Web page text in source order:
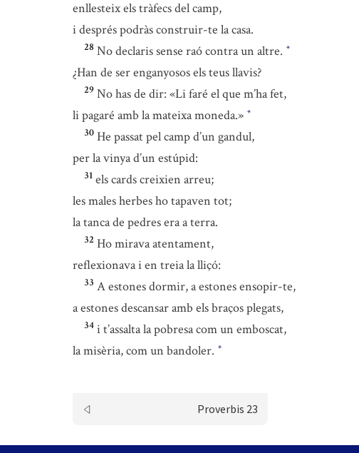
enllesteix els tràfecs del camp,
i després podràs construir-te la casa.
28 No declaris sense raó contra un altre. *
¿Han de ser enganyosos els teus llavis?
29 No has de dir: «Li faré el que m’ha fet,
li pagaré amb la mateixa moneda.» *
30 He passat pel camp d’un gandul,
per la vinya d’un estúpid:
31 els cards creixien arreu;
les males herbes ho tapaven tot;
la tanca de pedres era a terra.
32 Ho mirava atentament,
reflexionava i en treia la lliçó:
33 A estones dormir, a estones ensopir-te,
a estones descansar amb els braços plegats,
34 i t’assalta la pobresa com un emboscat,
la misèria, com un bandoler. *
Proverbis 23